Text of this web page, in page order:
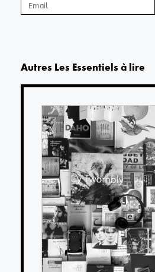
Autres Les Essentiels à lire